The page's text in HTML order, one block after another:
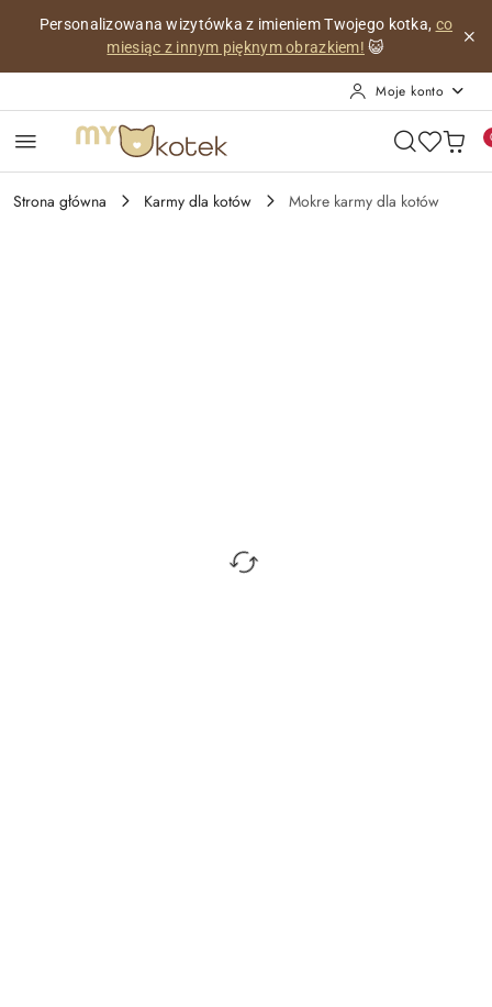
Przejdź do treści głównej
Przejdź do wyszukiwarki
Przejdź do moje konto
Przejdź do menu głównego
Przejdź do opisu produktu
Przejdź do stopki
Personalizowana wizytówka z imieniem Twojego kotka, co
miesiąc z innym pięknym obrazkiem! 😺
Moje konto
Strona główna Karmy dla kotów Mokre karmy dla kotów